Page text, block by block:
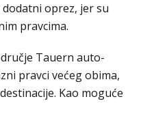
oprez, jer su
pravcima.
Tauern auto-
pravci većeg obima,
Kao moguće